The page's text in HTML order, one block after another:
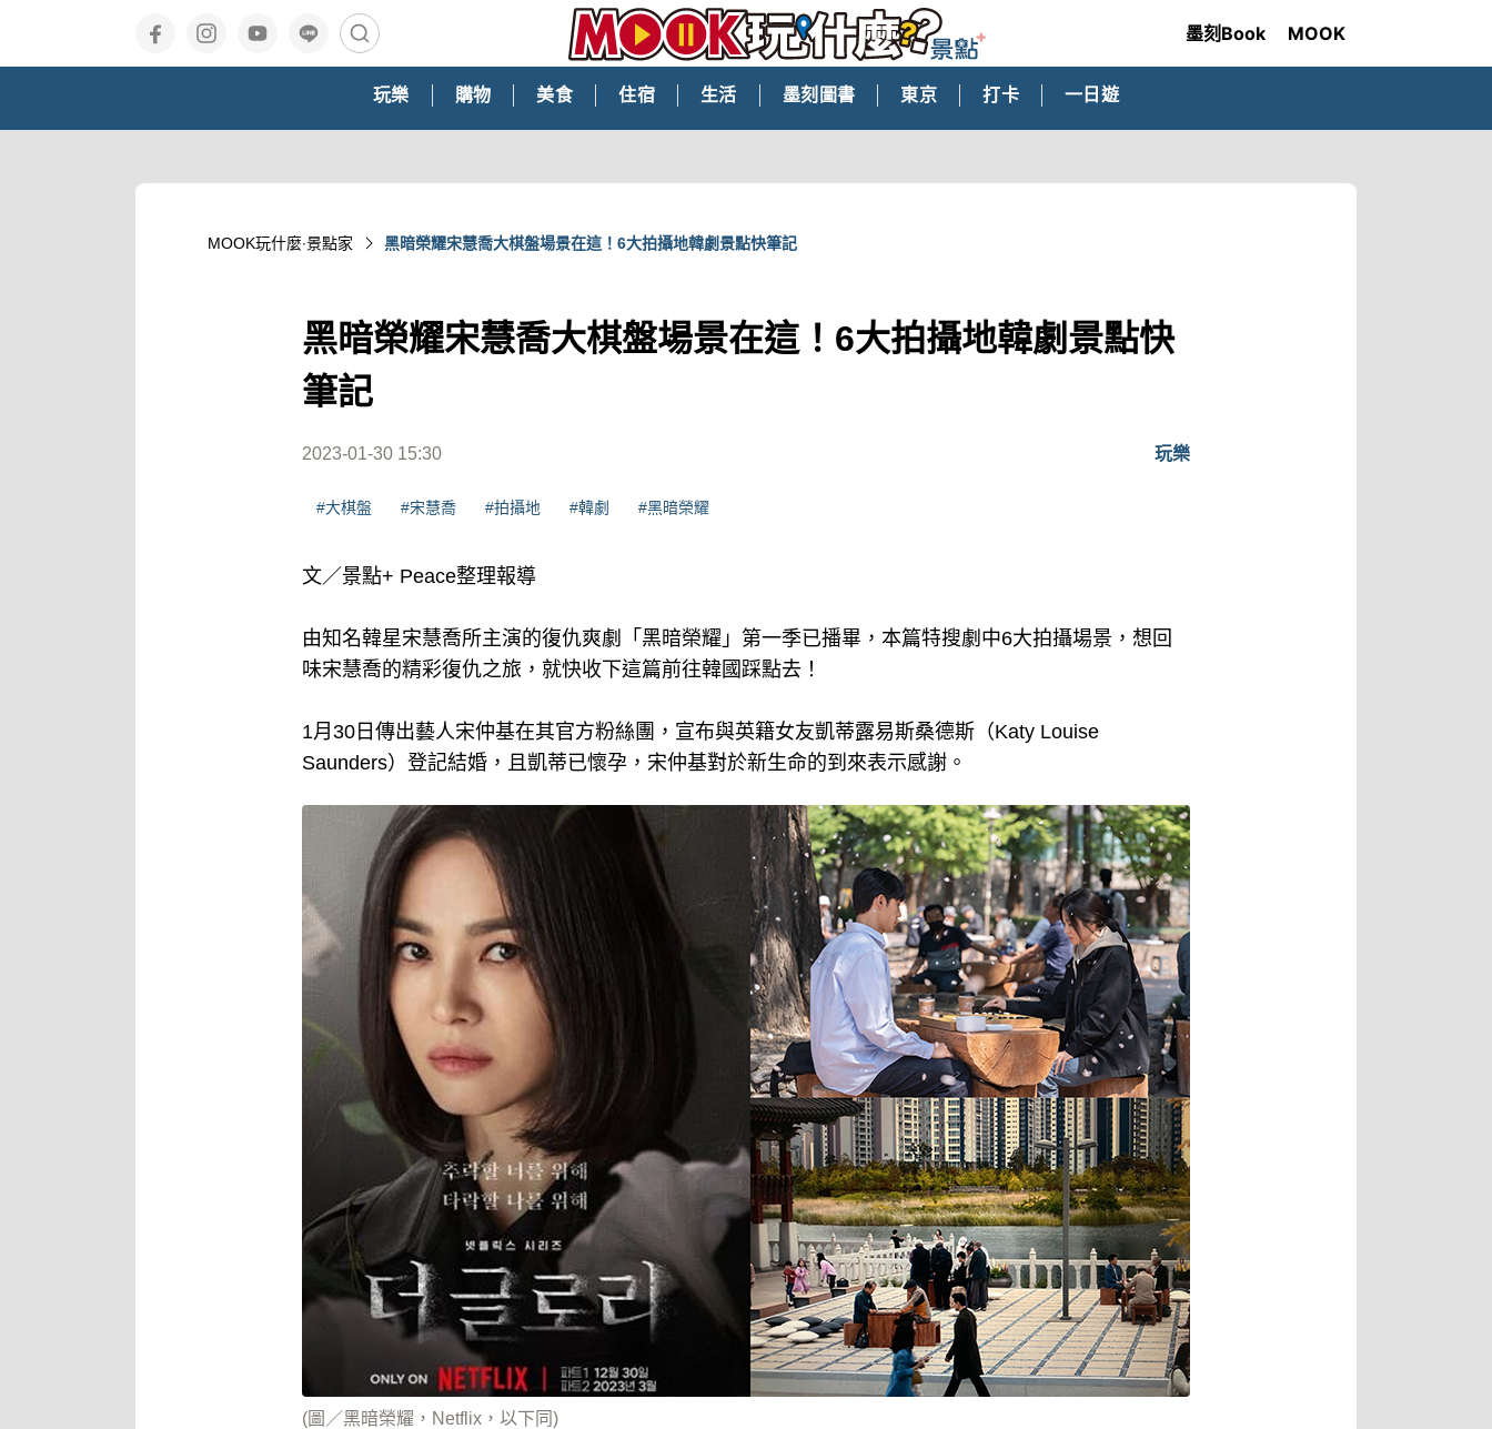
墨刻Book MOOK
玩樂 購物 美食 住宿 生活 墨刻圖書 東京 打卡 一日遊
MOOK玩什麼‧景點家 黑暗榮耀宋慧喬大棋盤場景在這！6大拍攝地韓劇景點快筆記
黑暗榮耀宋慧喬大棋盤場景在這！6大拍攝地韓劇景點快
筆記
2023-01-30 15:30 玩樂
#大棋盤 #宋慧喬 #拍攝地 #韓劇 #黑暗榮耀
文／景點+ Peace整理報導
由知名韓星宋慧喬所主演的復仇爽劇「黑暗榮耀」第一季已播畢，本篇特搜劇中6大拍攝場景，想回
味宋慧喬的精彩復仇之旅，就快收下這篇前往韓國踩點去！
1月30日傳出藝人宋仲基在其官方粉絲團，宣布與英籍女友凱蒂露易斯桑德斯（Katy Louise
Saunders）登記結婚，且凱蒂已懷孕，宋仲基對於新生命的到來表示感謝。
(圖／黑暗榮耀，Netflix，以下同)